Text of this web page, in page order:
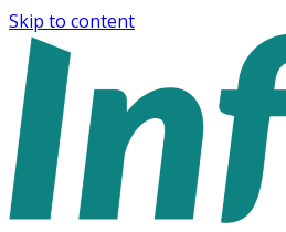
Skip to content